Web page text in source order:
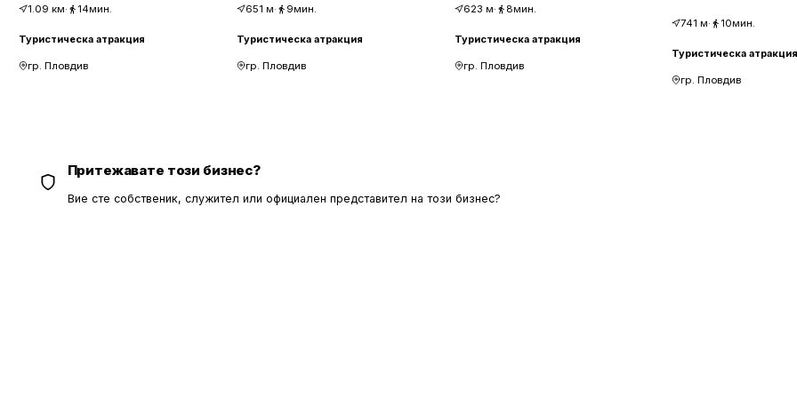
1.09 км· 14мин.
Туристическа атракция
гр. Пловдив
651 м· 9мин.
Туристическа атракция
гр. Пловдив
623 м· 8мин.
Туристическа атракция
гр. Пловдив
741 м· 10мин.
Туристическа атракция
гр. Пловдив
Притежавате този бизнес?
Вие сте собственик, служител или официален представител на този бизнес?